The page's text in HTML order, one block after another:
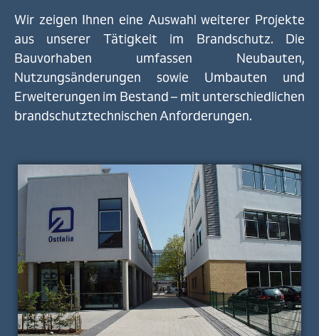
Wir zeigen Ihnen eine Auswahl weiterer Projekte
aus unserer Tätigkeit im Brandschutz. Die
Bauvorhaben umfassen Neubauten,
Nutzungsänderungen sowie Umbauten und
Erweiterungen im Bestand – mit unterschiedlichen
brandschutztechnischen Anforderungen.